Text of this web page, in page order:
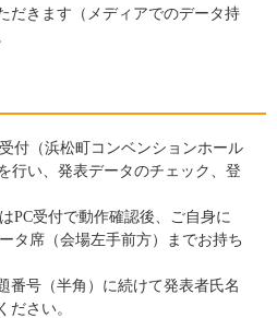
だきます（メディアでのデータ持
付（浜松町コンベンションホール
行い、発表データのチェック、登
PC受付で動作確認後、ご自身に
タ席（会場左手前方）までお持ち
番号（半角）に続けて発表者氏名
ださい。